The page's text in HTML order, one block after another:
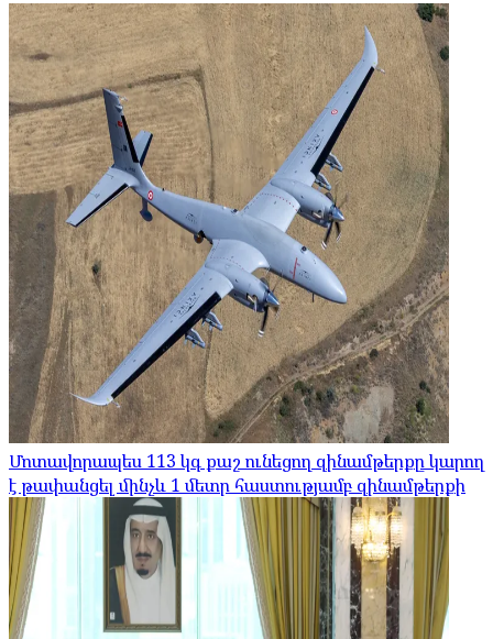
Մոտավորապես 113 կգ քաշ ունեցող զինամթերքը կարող
է թափանցել մինչև 1 մետր հաստությամբ զինամթերքի